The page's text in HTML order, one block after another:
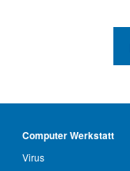
Computer Werkstatt
Virus